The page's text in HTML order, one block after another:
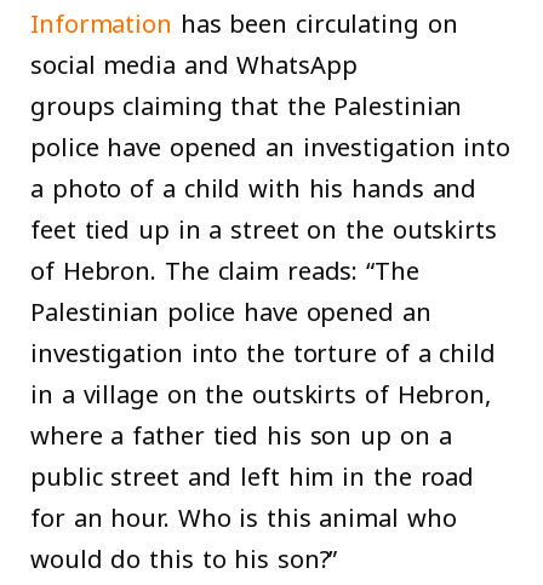
Information has been circulating on
social media and WhatsApp
groups claiming that the Palestinian
police have opened an investigation into
a photo of a child with his hands and
feet tied up in a street on the outskirts
of Hebron. The claim reads: “The
Palestinian police have opened an
investigation into the torture of a child
in a village on the outskirts of Hebron,
where a father tied his son up on a
public street and left him in the road
for an hour. Who is this animal who
would do this to his son?”